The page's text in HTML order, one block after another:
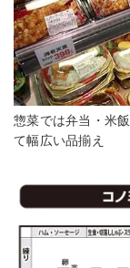
惣菜では弁当・米
て幅広い品揃え